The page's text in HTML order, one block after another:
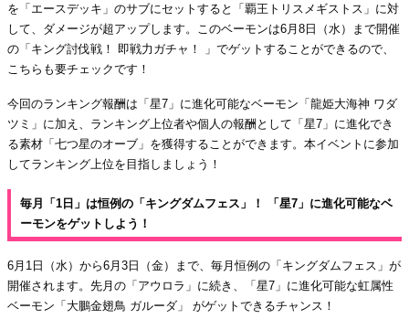
を「エースデッキ」のサブにセットすると「覇王トリスメギストス」に対
して、ダメージが超アップします。このベーモンは6月8日（水）まで開催
の「キング討伐戦！ 即戦力ガチャ！ 」でゲットすることができるので、
こちらも要チェックです！
今回のランキング報酬は「星7」に進化可能なベーモン「龍姫大海神 ワダ
ツミ」に加え、ランキング上位者や個人の報酬として「星7」に進化でき
る素材「七つ星のオーブ」を獲得することができます。本イベントに参加
してランキング上位を目指しましょう！
毎月「1日」は恒例の「キングダムフェス」！ 「星7」に進化可能なベ
ーモンをゲットしよう！
6月1日（水）から6月3日（金）まで、毎月恒例の「キングダムフェス」が
開催されます。先月の「アウロラ」に続き、「星7」に進化可能な虹属性
ベーモン「大鵬金翅鳥 ガルーダ」 がゲットできるチャンス！